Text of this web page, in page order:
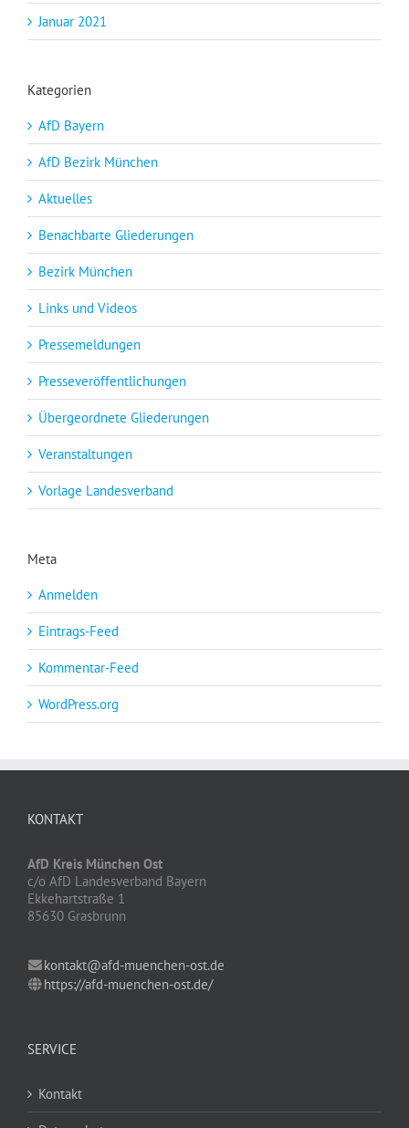
Januar 2021
Kategorien
AfD Bayern
AfD Bezirk München
Aktuelles
Benachbarte Gliederungen
Bezirk München
Links und Videos
Pressemeldungen
Presseveröffentlichungen
Übergeordnete Gliederungen
Veranstaltungen
Vorlage Landesverband
Meta
Anmelden
Eintrags-Feed
Kommentar-Feed
WordPress.org
KONTAKT
AfD Kreis München Ost
c/o AfD Landesverband Bayern
Ekkehartstraße 1
85630 Grasbrunn
kontakt@afd-muenchen-ost.de
https://afd-muenchen-ost.de/
SERVICE
Kontakt